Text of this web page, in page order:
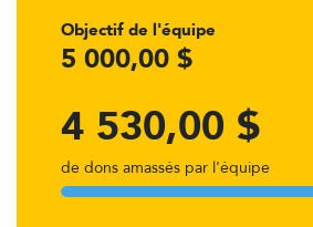
Objectif de l'équipe
5 000,00 $
4 530,00 $
de dons amassés par l'équipe